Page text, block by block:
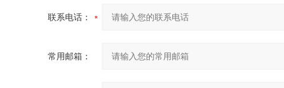
联系电话：
常用邮箱：